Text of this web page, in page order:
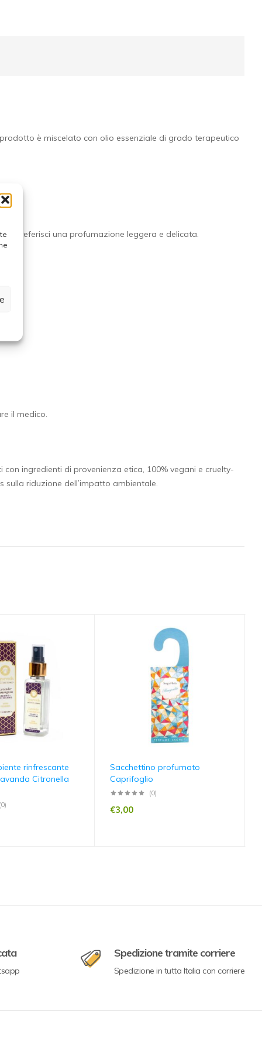
è miscelato con olio essenziale di grado terapeutico
preferisci una profumazione leggera e delicata.
il medico.
ingredienti di provenienza etica, 100% vegani e cruelty-
sulla riduzione dell’impatto ambientale.
rinfrescante
Citronella
(0)
Sacchettino profumato
Caprifoglio
(0)
€3,00
Spedizione tramite corriere
Spedizione in tutta Italia con corriere